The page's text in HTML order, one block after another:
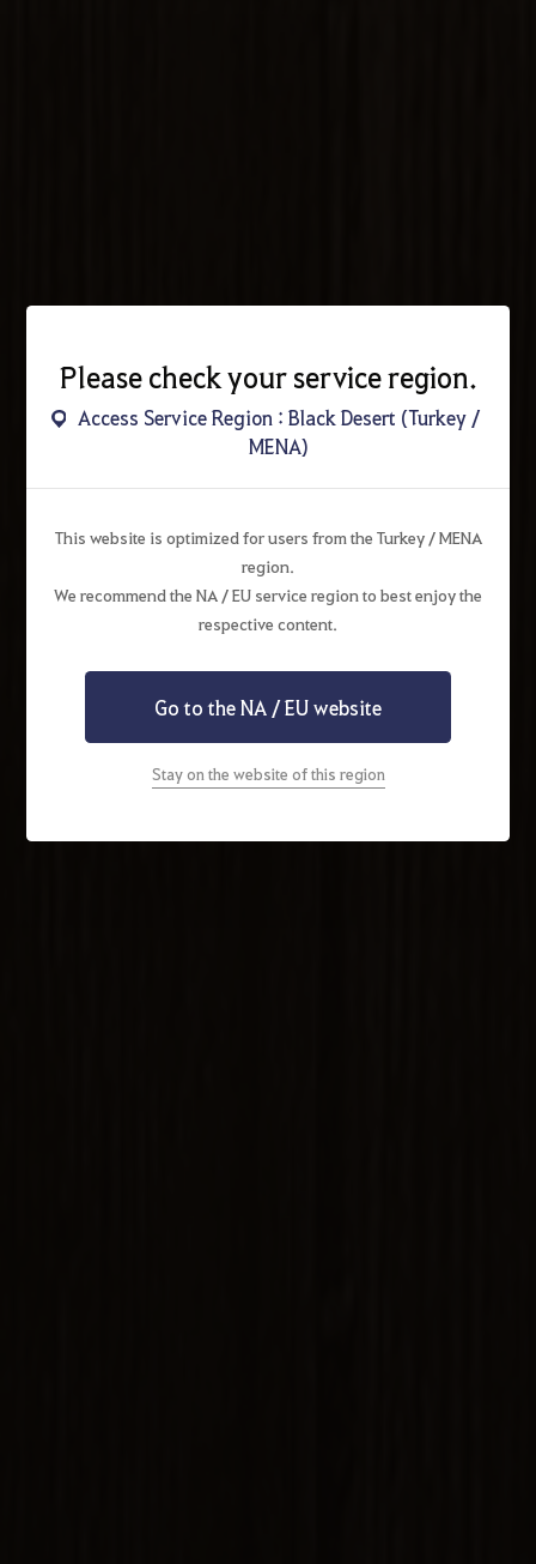
Please check your service region.
Access Service Region : Black Desert (Turkey /
MENA)
This website is optimized for users from the Turkey / MENA
region.
We recommend the NA / EU service region to best enjoy the
respective content.
Go to the NA / EU website
Stay on the website of this region